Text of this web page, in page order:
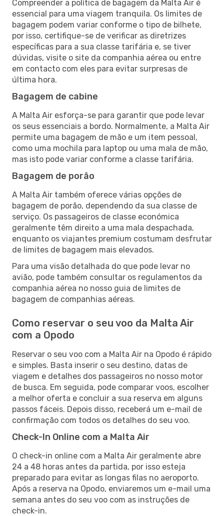
Compreender a política de bagagem da Malta Air é
essencial para uma viagem tranquila. Os limites de
bagagem podem variar conforme o tipo de bilhete,
por isso, certifique-se de verificar as diretrizes
específicas para a sua classe tarifária e, se tiver
dúvidas, visite o site da companhia aérea ou entre
em contacto com eles para evitar surpresas de
última hora.
Bagagem de cabine
A Malta Air esforça-se para garantir que pode levar
os seus essenciais a bordo. Normalmente, a Malta Air
permite uma bagagem de mão e um item pessoal,
como uma mochila para laptop ou uma mala de mão,
mas isto pode variar conforme a classe tarifária.
Bagagem de porão
A Malta Air também oferece várias opções de
bagagem de porão, dependendo da sua classe de
serviço. Os passageiros de classe económica
geralmente têm direito a uma mala despachada,
enquanto os viajantes premium costumam desfrutar
de limites de bagagem mais elevados.
Para uma visão detalhada do que pode levar no
avião, pode também consultar os regulamentos da
companhia aérea no nosso guia de limites de
bagagem de companhias aéreas.
Como reservar o seu voo da Malta Air
com a Opodo
Reservar o seu voo com a Malta Air na Opodo é rápido
e simples. Basta inserir o seu destino, datas de
viagem e detalhes dos passageiros no nosso motor
de busca. Em seguida, pode comparar voos, escolher
a melhor oferta e concluir a sua reserva em alguns
passos fáceis. Depois disso, receberá um e-mail de
confirmação com todos os detalhes do seu voo.
Check-In Online com a Malta Air
O check-in online com a Malta Air geralmente abre
24 a 48 horas antes da partida, por isso esteja
preparado para evitar as longas filas no aeroporto.
Após a reserva na Opodo, enviaremos um e-mail uma
semana antes do seu voo com as instruções de
check-in.